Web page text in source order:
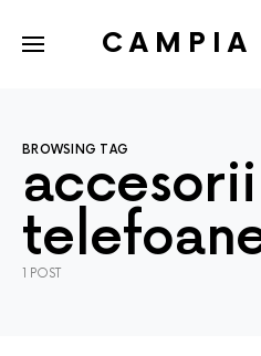
CAMPIA
BROWSING TAG
accesorii
1 POST